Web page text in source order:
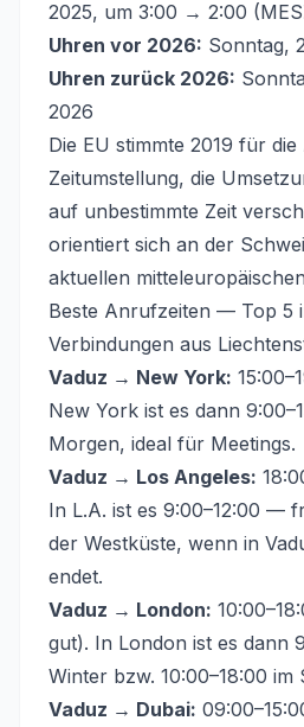
2025, um 3:00 → 2:00
Uhren vor 2026: Sonntag,
Uhren zurück 2026:
2026
Die EU stimmte 2019 für
Zeitumstellung, die
auf unbestimmte Zeit
orientiert sich an der
aktuellen
Beste Anrufzeiten — Top 5
Verbindungen aus
Vaduz → New York:
New York ist es dann
Morgen, ideal für Meetings.
Vaduz → Los Angeles:
In L.A. ist es 9:00–12:00 —
der Westküste, wenn in
endet.
Vaduz → London:
gut). In London ist es dann
Winter bzw. 10:00–18:00 im
Vaduz → Dubai: